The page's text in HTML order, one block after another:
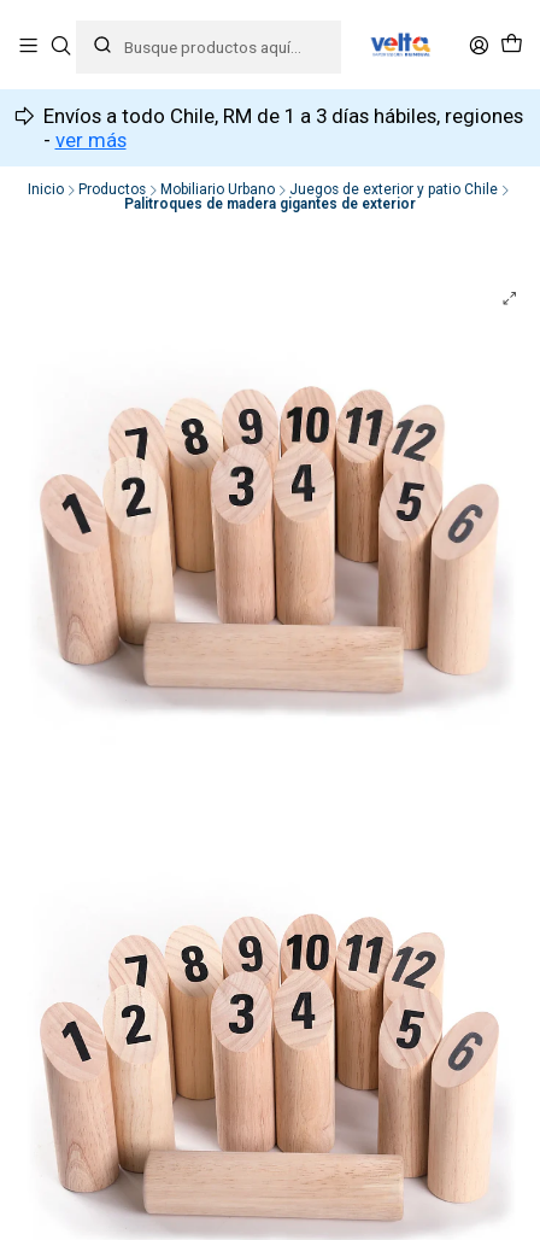
Envíos a todo Chile, RM de 1 a 3 días hábiles, regiones
- ver más
Inicio Productos Mobiliario Urbano
Juegos de exterior y patio Chile
Palitroques de madera gigantes de exterior